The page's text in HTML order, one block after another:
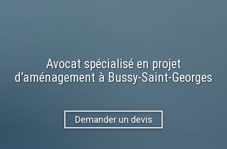
Avocat spécialisé en projet
d’aménagement à Bussy-Saint-Georges
Demander un devis